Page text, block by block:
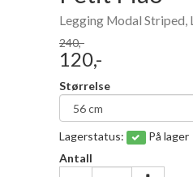
Legging Modal
240,-
120,-
Størrelse
Lagerstatus:
På lager
Antall